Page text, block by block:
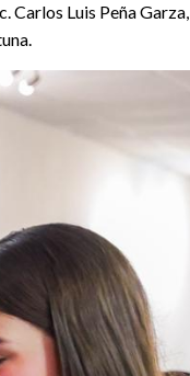
Carlos Luis Peña Garza,